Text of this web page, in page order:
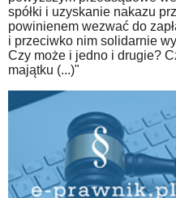
spółki i uzyskanie nakazu
powinienem wezwać do
i przeciwko nim solidarnie
Czy może i jedno i drugie?
majątku (...)"